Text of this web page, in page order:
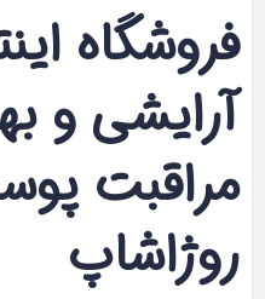
فروشگاه
آرایشی و
مراقبت
روژاشاپ